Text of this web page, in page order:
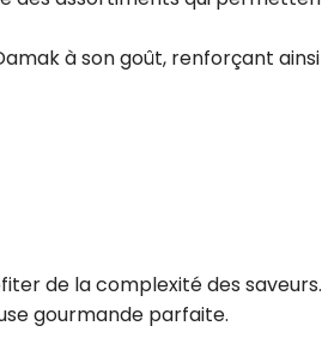
à son goût, renforçant ainsi
de la complexité des saveurs.
gourmande parfaite.